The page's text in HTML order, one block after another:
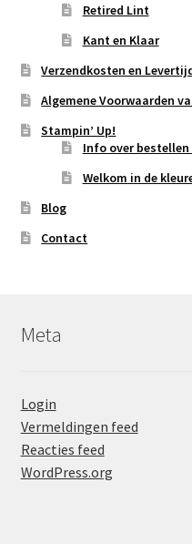
Retired Lint
Kant en Klaar
Verzendkosten en
Algemene Voorwaarden
Stampin’ Up!
Info over bestellen
Welkom in de
Blog
Contact
Meta
Login
Vermeldingen feed
Reacties feed
WordPress.org